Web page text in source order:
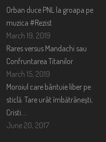
Orban duce PNL la groapa pe
muzica #Rezist
March 19, 2019
Rares versus Mandachi sau
Confruntarea Titanilor
March 15, 2019
Moroiul care bântuie liber pe
sticlă. Tare urât îmbătrânești,
Cristi….
June 20, 2017